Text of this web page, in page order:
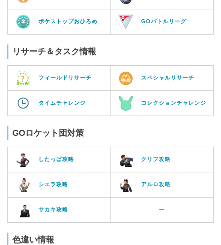
ポケストップおひろめ GOバトルリーグ
リサーチ＆タスク情報
フィールドリサーチ スペシャルリサーチ
タイムチャレンジ コレクションチャレンジ
GOロケット団対策
したっぱ攻略 クリフ攻略
シエラ攻略 アルロ攻略
サカキ攻略 ー
色違い情報